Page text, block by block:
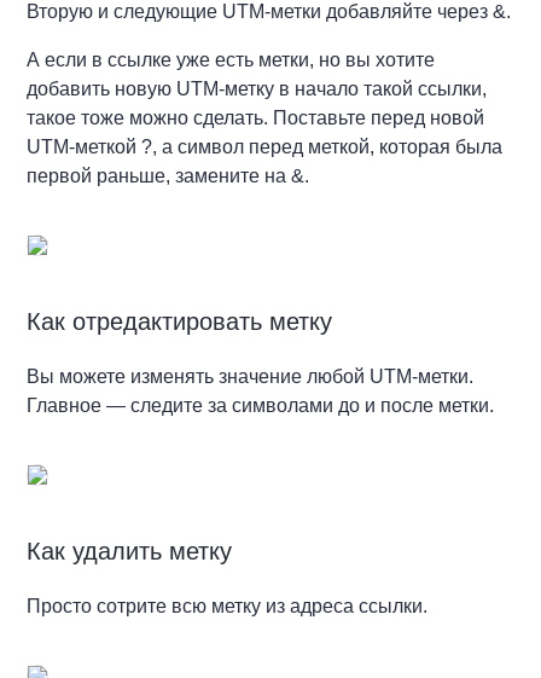
Вторую и следующие UTM-метки добавляйте через &.
А если в ссылке уже есть метки, но вы хотите
добавить новую UTM-метку в начало такой ссылки,
такое тоже можно сделать. Поставьте перед новой
UTM-меткой ?, а символ перед меткой, которая была
первой раньше, замените на &.
Как отредактировать метку
Вы можете изменять значение любой UTM-метки.
Главное — следите за символами до и после метки.
Как удалить метку
Просто сотрите всю метку из адреса ссылки.